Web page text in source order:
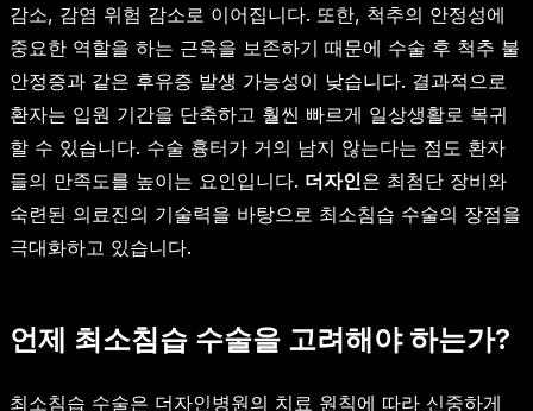
감소, 감염 위험 감소로 이어집니다. 또한, 척추의 안정성에
중요한 역할을 하는 근육을 보존하기 때문에 수술 후 척추 불
안정증과 같은 후유증 발생 가능성이 낮습니다. 결과적으로
환자는 입원 기간을 단축하고 훨씬 빠르게 일상생활로 복귀
할 수 있습니다. 수술 흉터가 거의 남지 않는다는 점도 환자
들의 만족도를 높이는 요인입니다. 더자인은 최첨단 장비와
숙련된 의료진의 기술력을 바탕으로 최소침습 수술의 장점을
극대화하고 있습니다.
언제 최소침습 수술을 고려해야 하는가?
최소침습 수술은 더자인병원의 치료 원칙에 따라 신중하게